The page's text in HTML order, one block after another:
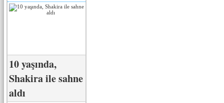
10 yaşında,
Shakira ile sahne
aldı